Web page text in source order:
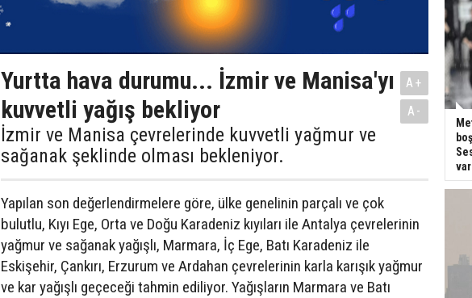
Yurtta hava durumu... İzmir ve Manisa'yı
kuvvetli yağış bekliyor
İzmir ve Manisa çevrelerinde kuvvetli yağmur ve
sağanak şeklinde olması bekleniyor.
A+
A-
Yapılan son değerlendirmelere göre, ülke genelinin parçalı ve çok
bulutlu, Kıyı Ege, Orta ve Doğu Karadeniz kıyıları ile Antalya çevrelerinin
yağmur ve sağanak yağışlı, Marmara, İç Ege, Batı Karadeniz ile
Eskişehir, Çankırı, Erzurum ve Ardahan çevrelerinin karla karışık yağmur
ve kar yağışlı geçeceği tahmin ediliyor. Yağışların Marmara ve Batı